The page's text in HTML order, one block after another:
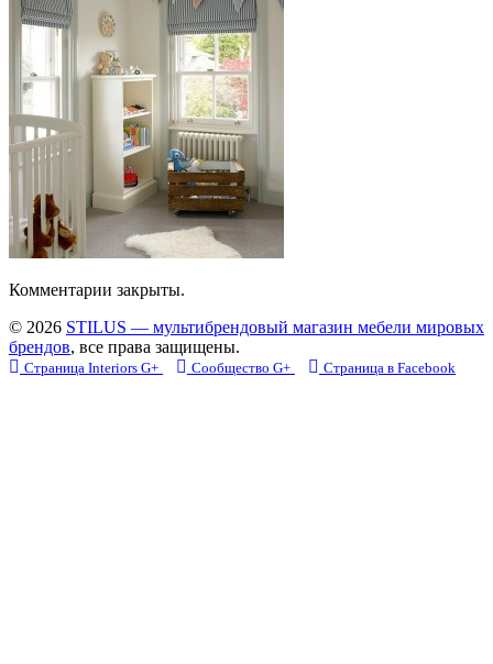
Комментарии закрыты.
© 2026 STILUS — мультибрендовый магазин мебели мировых
брендов, все права защищены.
Страница Interiors G+ Сообщество G+ Страница в Facebook